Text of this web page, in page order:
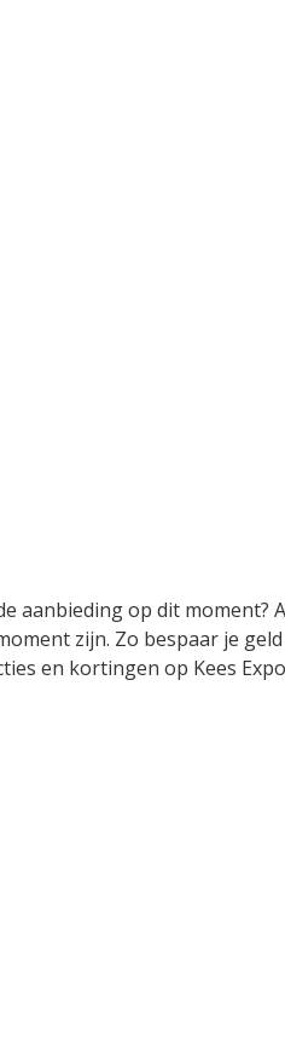
aanbieding op dit moment?
zijn. Zo bespaar je
en kortingen op Kees